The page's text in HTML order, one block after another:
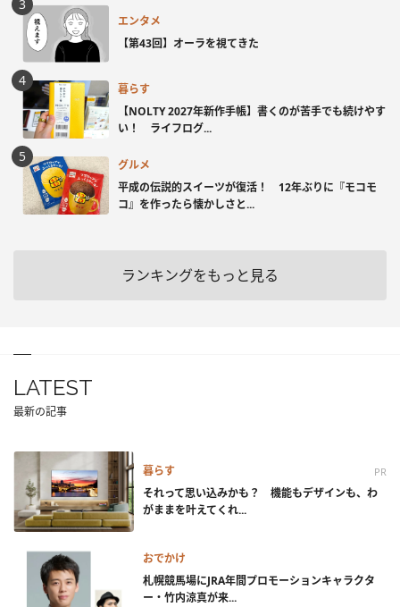
エンタメ
【第43回】オーラを視てきた
暮らす
【NOLTY 2027年新作手帳】書くのが苦手でも続けやす
い！ ライフログ...
グルメ
平成の伝説的スイーツが復活！ 12年ぶりに『モコモ
コ』を作ったら懐かしさと...
ランキングをもっと見る
LATEST
最新の記事
暮らす PR
それって思い込みかも？ 機能もデザインも、わ
がままを叶えてくれ...
おでかけ
札幌競馬場にJRA年間プロモーションキャラクタ
ー・竹内涼真が来...